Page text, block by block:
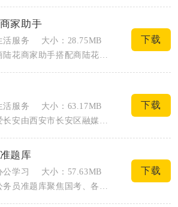
家助手
活服务
大小：28.75MB
下载
活服务
大小：63.17MB
详情：爱长安由西安市长安区融媒体中心打造，是集权威资讯、政务办事、本地生活于一体的...
下载
题库
公学习
大小：57.63MB
详情：公务员准题库聚焦国考、各省省考、事业单位等公职类考试备考，整合刷题、视频课程...
下载